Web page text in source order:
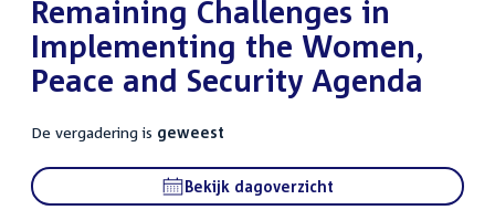
Remaining Challenges in
Implementing the Women,
Peace and Security Agenda
De vergadering is geweest
Bekijk dagoverzicht